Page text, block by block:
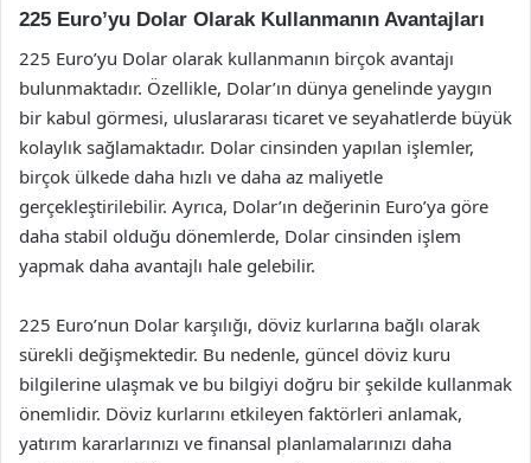
225 Euro’yu Dolar Olarak Kullanmanın Avantajları
225 Euro’yu Dolar olarak kullanmanın birçok avantajı
bulunmaktadır. Özellikle, Dolar’ın dünya genelinde yaygın
bir kabul görmesi, uluslararası ticaret ve seyahatlerde büyük
kolaylık sağlamaktadır. Dolar cinsinden yapılan işlemler,
birçok ülkede daha hızlı ve daha az maliyetle
gerçekleştirilebilir. Ayrıca, Dolar’ın değerinin Euro’ya göre
daha stabil olduğu dönemlerde, Dolar cinsinden işlem
yapmak daha avantajlı hale gelebilir.
225 Euro’nun Dolar karşılığı, döviz kurlarına bağlı olarak
sürekli değişmektedir. Bu nedenle, güncel döviz kuru
bilgilerine ulaşmak ve bu bilgiyi doğru bir şekilde kullanmak
önemlidir. Döviz kurlarını etkileyen faktörleri anlamak,
yatırım kararlarınızı ve finansal planlamalarınızı daha